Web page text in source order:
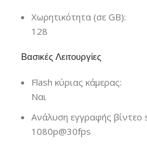
Χωρητικότητα (σε GB):
128
Βασικές Λειτουργίες
Flash κύριας κάμερας:
Ναι
Ανάλυση εγγραφής βίντεο
1080p@30fps